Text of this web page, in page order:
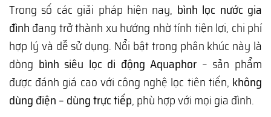
Trong số các giải pháp hiện nay, bình lọc nước gia
đình đang trở thành xu hướng nhờ tính tiện lợi, chi phí
hợp lý và dễ sử dụng. Nổi bật trong phân khúc này là
dòng bình siêu lọc di động Aquaphor – sản phẩm
được đánh giá cao với công nghệ lọc tiên tiến, không
dùng điện – dùng trực tiếp, phù hợp với mọi gia đình.